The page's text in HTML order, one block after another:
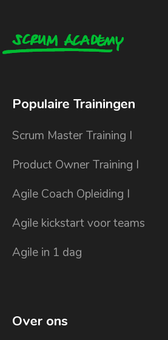
Populaire Trainingen
Scrum Master Training I
Product Owner Training I
Agile Coach Opleiding I
Agile kickstart voor teams
Agile in 1 dag
Over ons